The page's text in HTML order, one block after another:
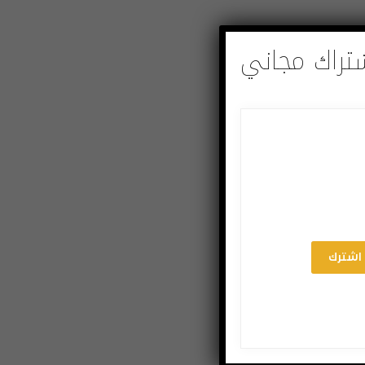
مجاني
اشترك